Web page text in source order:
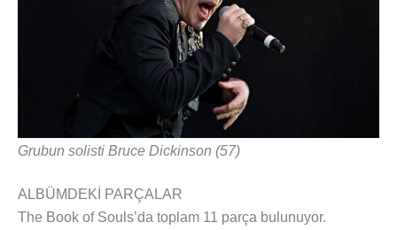
Grubun solisti Bruce Dickinson (57)
ALBÜMDEKİ PARÇALAR
The Book of Souls’da toplam 11 parça bulunuyor.